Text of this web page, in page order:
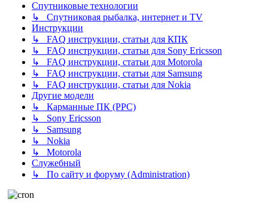
Спутниковые технологии
↳ Спутниковая рыбалка, интернет и TV
Инструкции
↳ FAQ инструкции, статьи для КПК
↳ FAQ инструкции, статьи для Sony Ericsson
↳ FAQ инструкции, статьи для Motorola
↳ FAQ инструкции, статьи для Samsung
↳ FAQ инструкции, статьи для Nokia
Другие модели
↳ Карманные ПК (PPC)
↳ Sony Ericsson
↳ Samsung
↳ Nokia
↳ Motorola
Служебный
↳ По сайту и форуму (Administration)